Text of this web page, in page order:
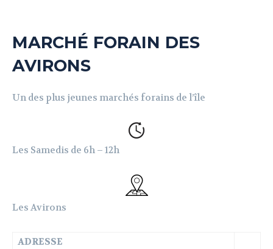
MARCHÉ FORAIN DES
AVIRONS
Un des plus jeunes marchés forains de l’île
Les Samedis de 6h – 12h
Les Avirons
ADRESSE